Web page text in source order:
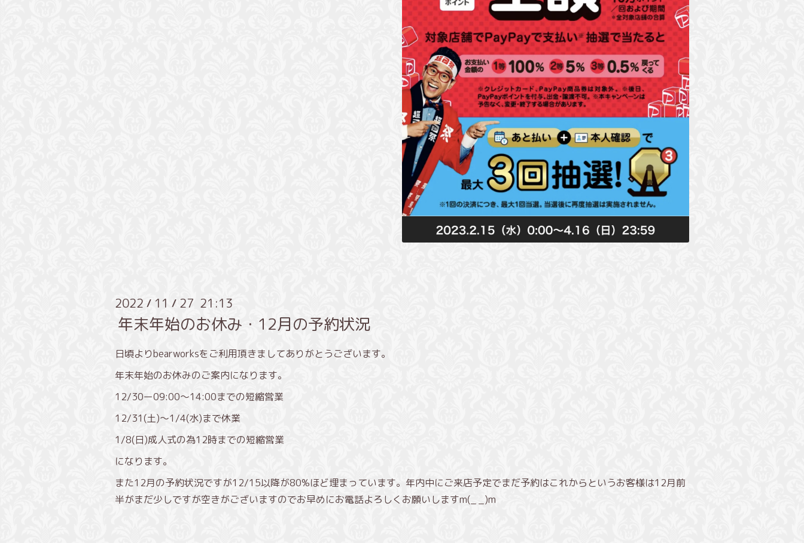
2022 / 11 / 27 21:13
年末年始のお休み・12月の予約状況
日頃よりbearworksをご利用頂きましてありがとうございます。
年末年始のお休みのご案内になります。
12/30ー09:00〜14:00までの短縮営業
12/31(土)〜1/4(水)まで休業
1/8(日)成人式の為12時までの短縮営業
になります。
また12月の予約状況ですが12/15以降が80%ほど埋まっています。年内中にご来店予定でまだ予約はこれからというお客様は12月前
半がまだ少しですが空きがございますのでお早めにお電話よろしくお願いしますm(_ _)m